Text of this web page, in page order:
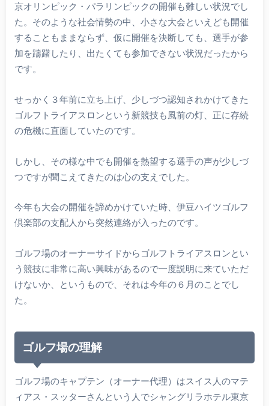
京オリンピック・パラリンピックの開催も難しい状況でし
た。そのような社会情勢の中、小さな大会といえども開催
することもままならず、仮に開催を決断しても、選手が参
加を躊躇したり、出たくても参加できない状況だったから
です。
せっかく３年前に立ち上げ、少しづつ認知されかけてきた
ゴルフトライアスロンという新競技も風前の灯、正に存続
の危機に直面していたのです。
しかし、その様な中でも開催を熱望する選手の声が少しづ
つですが聞こえてきたのは心の支えでした。
今年も大会の開催を諦めかけていた時、伊豆ハイツゴルフ
倶楽部の支配人から突然連絡が入ったのです。
ゴルフ場のオーナーサイドからゴルフトライアスロンとい
う競技に非常に高い興味があるので一度説明に来ていただ
けないか、というもので、それは今年の６月のことでし
た。
ゴルフ場の理解
ゴルフ場のキャプテン（オーナー代理）はスイス人のマテ
ィアス・スッターさんという人でシャングリラホテル東京